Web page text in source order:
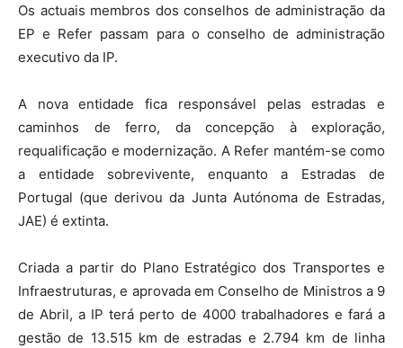
Os actuais membros dos conselhos de administração da
EP e Refer passam para o conselho de administração
executivo da IP.
A nova entidade fica responsável pelas estradas e
caminhos de ferro, da concepção à exploração,
requalificação e modernização. A Refer mantém-se como
a entidade sobrevivente, enquanto a Estradas de
Portugal (que derivou da Junta Autónoma de Estradas,
JAE) é extinta.
Criada a partir do Plano Estratégico dos Transportes e
Infraestruturas, e aprovada em Conselho de Ministros a 9
de Abril, a IP terá perto de 4000 trabalhadores e fará a
gestão de 13.515 km de estradas e 2.794 km de linha